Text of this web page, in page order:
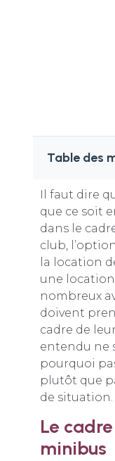
Table des
Il faut dire
que ce soit
dans le
club,
la location
une
nombreux
doivent
cadre de
entendu ne
pourquoi
plutôt que
de situation.
Le
minibus